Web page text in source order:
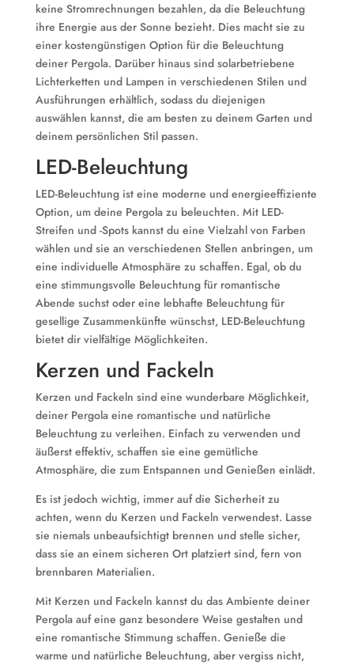
keine Stromrechnungen bezahlen, da die Beleuchtung
ihre Energie aus der Sonne bezieht. Dies macht sie zu
einer kostengünstigen Option für die Beleuchtung
deiner Pergola. Darüber hinaus sind solarbetriebene
Lichterketten und Lampen in verschiedenen Stilen und
Ausführungen erhältlich, sodass du diejenigen
auswählen kannst, die am besten zu deinem Garten und
deinem persönlichen Stil passen.
LED-Beleuchtung
LED-Beleuchtung ist eine moderne und energieeffiziente
Option, um deine Pergola zu beleuchten. Mit LED-
Streifen und -Spots kannst du eine Vielzahl von Farben
wählen und sie an verschiedenen Stellen anbringen, um
eine individuelle Atmosphäre zu schaffen. Egal, ob du
eine stimmungsvolle Beleuchtung für romantische
Abende suchst oder eine lebhafte Beleuchtung für
gesellige Zusammenkünfte wünschst, LED-Beleuchtung
bietet dir vielfältige Möglichkeiten.
Kerzen und Fackeln
Kerzen und Fackeln sind eine wunderbare Möglichkeit,
deiner Pergola eine romantische und natürliche
Beleuchtung zu verleihen. Einfach zu verwenden und
äußerst effektiv, schaffen sie eine gemütliche
Atmosphäre, die zum Entspannen und Genießen einlädt.
Es ist jedoch wichtig, immer auf die Sicherheit zu
achten, wenn du Kerzen und Fackeln verwendest. Lasse
sie niemals unbeaufsichtigt brennen und stelle sicher,
dass sie an einem sicheren Ort platziert sind, fern von
brennbaren Materialien.
Mit Kerzen und Fackeln kannst du das Ambiente deiner
Pergola auf eine ganz besondere Weise gestalten und
eine romantische Stimmung schaffen. Genieße die
warme und natürliche Beleuchtung, aber vergiss nicht,